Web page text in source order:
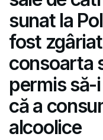
sunat la
fost
consoarta
permis să-
că a
alcoolice